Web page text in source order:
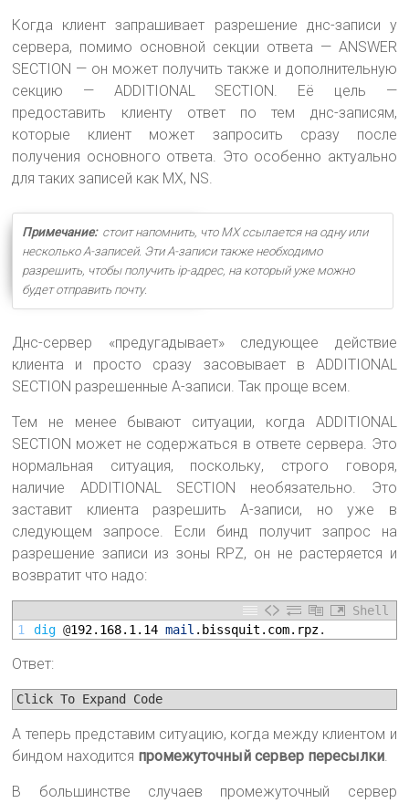
Когда клиент запрашивает разрешение днс-записи у
сервера, помимо основной секции ответа — ANSWER
SECTION — он может получить также и дополнительную
секцию — ADDITIONAL SECTION. Её цель —
предоставить клиенту ответ по тем днс-записям,
которые клиент может запросить сразу после
получения основного ответа. Это особенно актуально
для таких записей как MX, NS.
Примечание:стоит напомнить, что MX ссылается на одну или
несколько А-записей. Эти А-записи также необходимо
разрешить, чтобы получить ip-адрес, на который уже можно
будет отправить почту.
Днс-сервер «предугадывает» следующее действие
клиента и просто сразу засовывает в ADDITIONAL
SECTION разрешенные А-записи. Так проще всем.
Тем не менее бывают ситуации, когда ADDITIONAL
SECTION может не содержаться в ответе сервера. Это
нормальная ситуация, поскольку, строго говоря,
наличие ADDITIONAL SECTION необязательно. Это
заставит клиента разрешить А-записи, но уже в
следующем запросе. Если бинд получит запрос на
разрешение записи из зоны RPZ, он не растеряется и
возвратит что надо:
Shell
1
dig @192.168.1.14 mail .bissquit .com.rpz.
Ответ:
Click To Expand Code
А теперь представим ситуацию, когда между клиентом и
биндом находится промежуточный сервер пересылки.
В большинстве случаев промежуточный сервер